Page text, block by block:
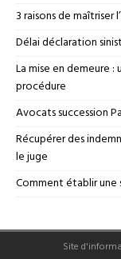
3 raisons de maîtriser
Délai déclaration
La mise en demeure
procédure
Avocats succession
Récupérer des
le juge
Comment établir une
Site